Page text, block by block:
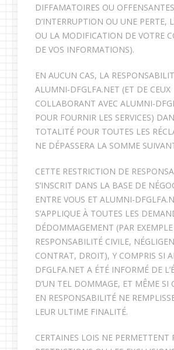
DIFFAMATOIRES OU
D’INTERRUPTION OU UNE PERTE,
OU LA MODIFICATION DE VOTRE
DE VOS INFORMATIONS).
EN AUCUN CAS, LA
ALUMNI-DFGLFA.NET (ET DE CEUX
COLLABORANT AVEC ALUMNI-
POUR FOURNIR LES SERVICES)
TOTALITÉ POUR TOUTES LES
NE DÉPASSERA LA SOMME
CETTE RESTRICTION DE
S’INSCRIT DANS LA BASE DE
ENTRE VOUS ET ALUMNI-
S’APPLIQUE À TOUTES LES
DÉDOMMAGEMENT (PAR
RESPONSABILITÉ CIVILE,
CONTRAT, DROIT), Y COMPRIS SI
DFGLFA.NET A ÉTÉ INFORMÉ DE
D’UN TEL DOMMAGE, ET MÊME SI
EN RESPONSABILITÉ NE
LEUR ULTIME FINALITÉ.
CERTAINES LOIS NE PERMETTENT